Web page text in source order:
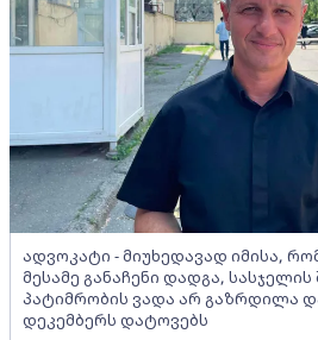
ადვოკატი - მიუხედავად იმისა,
მესამე განაჩენი დადგა,
პატიმრობის ვადა არ გაზრდილა და
დეკემბერს დატოვებს